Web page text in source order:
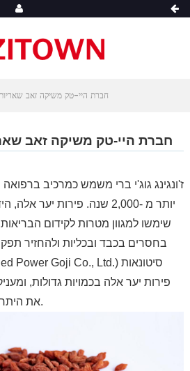
חברת היי-טק משיקה זאב
חברת היי-טק משיקה זאב
ז'ונגינג גוג'י ברי משמש כמרכיב
יותר מ -2,000 שנה. פירות יער
שימשו למגוון מטרות לקידום
בחסרים בכבד ובכליות ולהחזיר
פירות יער אלה בכמויות גדולות,
את היתרונות הקשורים למזון-על זה.